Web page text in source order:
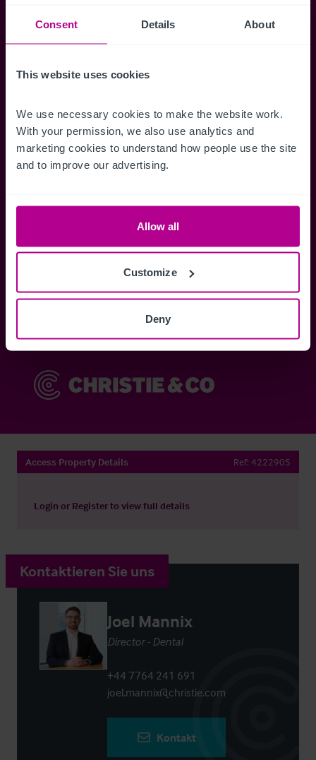
Consent Details About
This website uses cookies
We use necessary cookies to make the website work.
With your permission, we also use analytics and
marketing cookies to understand how people use the site
and to improve our advertising.
Allow all
Customize
Deny
Benachrichtigungen für neuen Objekten zu
erhalten.
Zugriff auf alle
Informationen
Erhalten Sie Zugriff auf alle
Mitglieder.
Speichern
und einfach
Anmelden
Access Property Details Ref: 4222905
Login or Registerto view full details
Kontaktieren Sie uns
Joel Mannix
Director - Dental
+44 7764 241 691
joel.mannix@christie.com
Kontakt